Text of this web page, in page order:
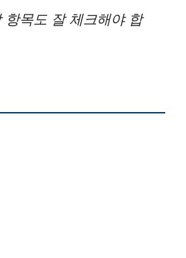
항목도 잘 체크해야 합